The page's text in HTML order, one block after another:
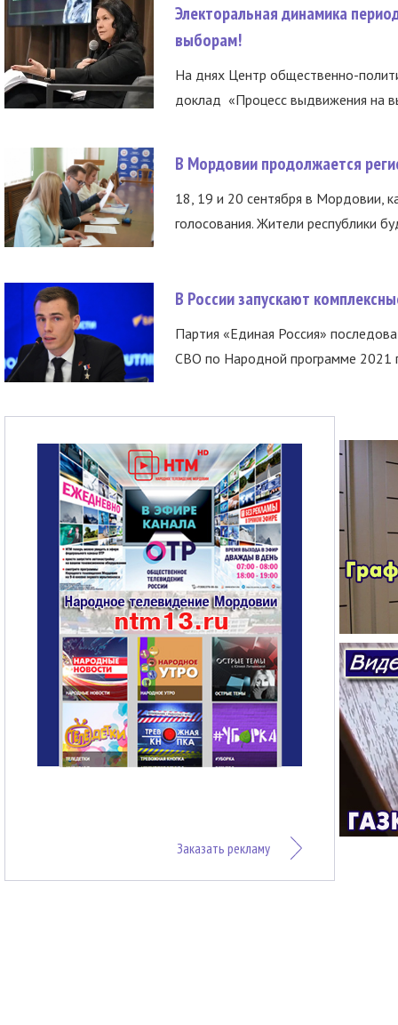
Электоральная динамика
выборам!
На днях Центр общественно-
доклад «Процесс выдвижения на
В Мордовии продолжается
18, 19 и 20 сентября в Мордовии,
голосования. Жители республики
В России запускают
Партия «Единая Россия»
СВО по Народной программе 2021
Заказать рекламу